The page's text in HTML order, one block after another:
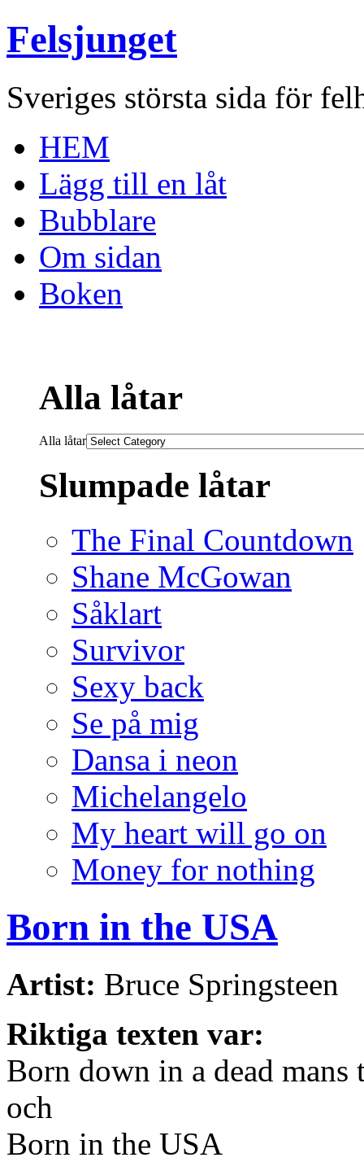
Felsjunget
Sveriges största sida för
HEM
Lägg till en låt
Bubblare
Om sidan
Boken
Alla låtar
Alla låtar
Slumpade låtar
The Final Countdown
Shane McGowan
Såklart
Survivor
Sexy back
Se på mig
Dansa i neon
Michelangelo
My heart will go on
Money for nothing
Born in the USA
Artist: Bruce Springsteen
Riktiga texten var:
Born down in a dead mans
och
Born in the USA